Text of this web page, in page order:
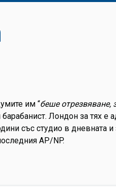
им “беше отрезвяване,
Лондон за тях е
със студио в дневната
AP/NP.